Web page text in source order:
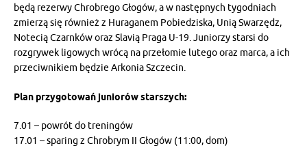
będą rezerwy Chrobrego Głogów, a w następnych tygodniach
zmierzą się również z Huraganem Pobiedziska, Unią Swarzędz,
Notecią Czarnków oraz Slavią Praga U-19. Juniorzy starsi do
rozgrywek ligowych wrócą na przełomie lutego oraz marca, a ich
przeciwnikiem będzie Arkonia Szczecin.
Plan przygotowań juniorów starszych:
7.01 – powrót do treningów
17.01 – sparing z Chrobrym II Głogów (11:00, dom)